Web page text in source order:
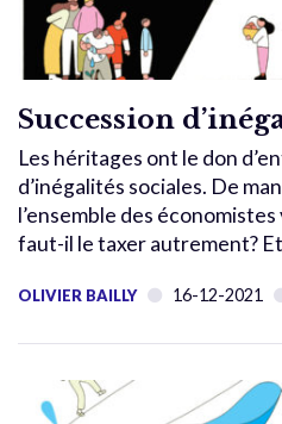
Succession
Les héritages ont le don
d’inégalités sociales. De
l’ensemble des
faut-il le taxer autrement?
OLIVIER BAILLY 16-12-2021